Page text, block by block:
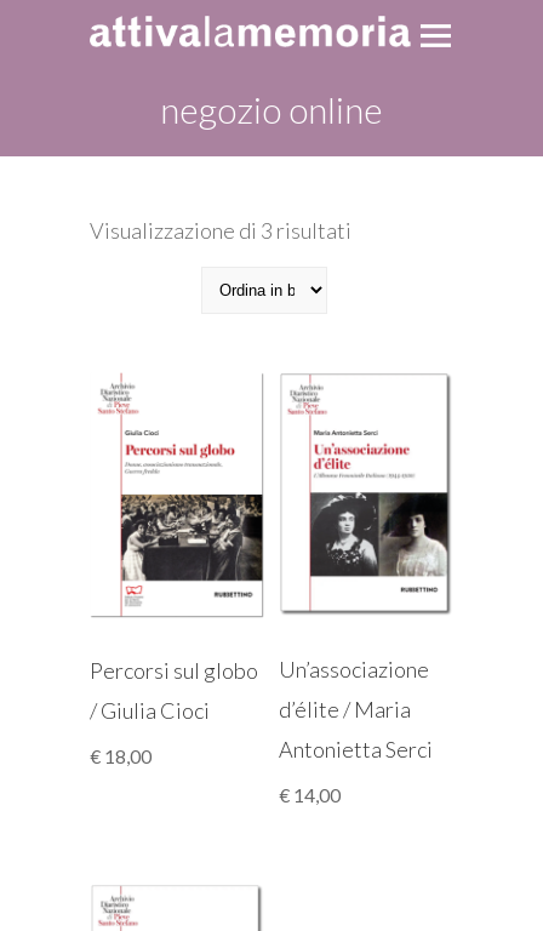
negozio online
Visualizzazione di 3 risultati
recente
Percorsi sul globo
/ Giulia Cioci
€ 18,00
Un’associazione
d’élite / Maria
Antonietta Serci
€ 14,00